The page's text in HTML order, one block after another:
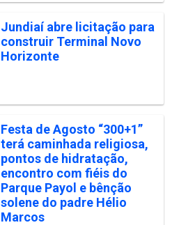
Jundiaí abre licitação para
construir Terminal Novo
Horizonte
Festa de Agosto “300+1”
terá caminhada religiosa,
pontos de hidratação,
encontro com fiéis do
Parque Payol e bênção
solene do padre Hélio
Marcos